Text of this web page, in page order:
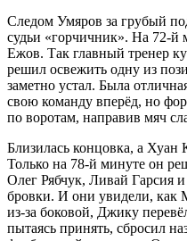
Следом Умяров за грубый
судьи «горчичник». На 72-й
Ежов. Так главный тренер
решил освежить одну из
заметно устал. Была
свою команду вперёд, но
по воротам, направив мяч
Близилась концовка, а Хуан
Только на 78-й минуте он
Олег Рябчук, Ливай Гарсия
бровки. И они увидели, как
из-за боковой, Джику
пытаясь принять, сбросил